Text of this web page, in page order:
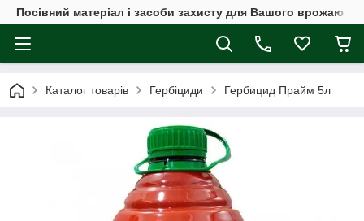
Посівний матеріал і засоби захисту для Вашого врожаю
Каталог товарів Гербіциди Гербицид Прайм 5л